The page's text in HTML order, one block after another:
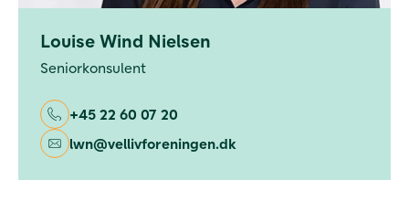
Louise Wind Nielsen
Seniorkonsulent
+45 22 60 07 20
lwn@vellivforeningen.dk